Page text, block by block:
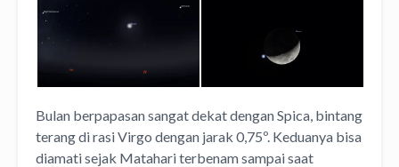
Bulan berpapasan sangat dekat dengan Spica, bintang
terang di rasi Virgo dengan jarak 0,75º. Keduanya bisa
diamati sejak Matahari terbenam sampai saat